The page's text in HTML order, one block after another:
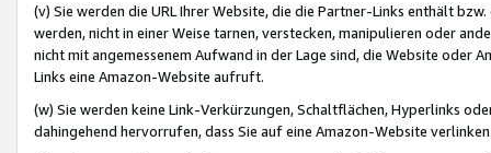
(v) Sie werden die URL Ihrer Website, die die Partner-Links enthält
werden, nicht in einer Weise tarnen, verstecken, manipulieren oder
nicht mit angemessenem Aufwand in der Lage sind, die Website oder
Links eine Amazon-Website aufruft.
(w) Sie werden keine Link-Verkürzungen, Schaltflächen, Hyperlinks
dahingehend hervorrufen, dass Sie auf eine Amazon-Website